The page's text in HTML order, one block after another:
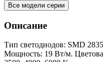
Все модели серии
Описание
Тип светодиодов: SMD
Мощность: 19 Вт/м.